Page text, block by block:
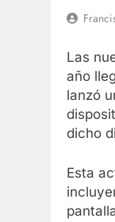
Las
año
lanzó
dicho
Esta